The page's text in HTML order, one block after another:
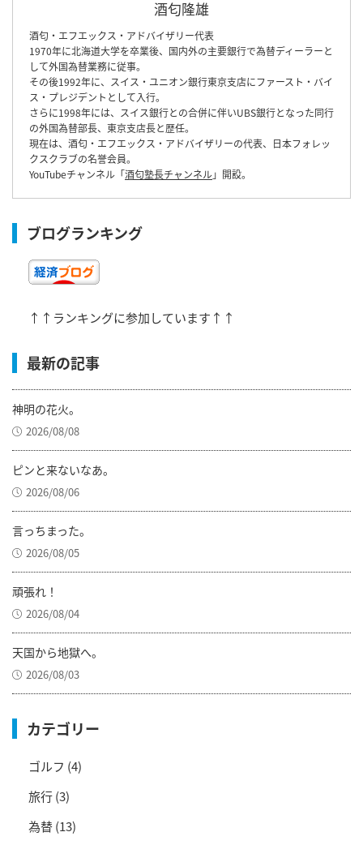
酒匂隆雄
酒匂・エフエックス・アドバイザリー代表
1970年に北海道大学を卒業後、国内外の主要銀行で為替ディーラーと
して外国為替業務に従事。
その後1992年に、スイス・ユニオン銀行東京支店にファースト・バイ
ス・プレジデントとして入行。
さらに1998年には、スイス銀行との合併に伴いUBS銀行となった同行
の外国為替部長、東京支店長と歴任。
現在は、酒匂・エフエックス・アドバイザリーの代表、日本フォレッ
クスクラブの名誉会員。
YouTubeチャンネル「酒匂塾長チャンネル」開設。
ブログランキング
↑↑ランキングに参加しています↑↑
最新の記事
神明の花火。
2026/08/08
ピンと来ないなあ。
2026/08/06
言っちまった。
2026/08/05
頑張れ！
2026/08/04
天国から地獄へ。
2026/08/03
カテゴリー
ゴルフ (4)
旅行(3)
為替(13)